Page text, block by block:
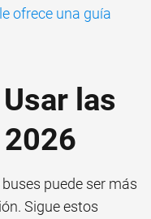
ofrece una guía
las
puede ser más
Sigue estos